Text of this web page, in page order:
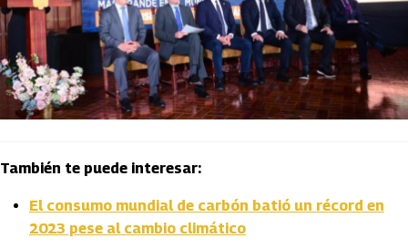
También te puede interesar:
El consumo mundial de carbón batió un récord en
2023 pese al cambio climático